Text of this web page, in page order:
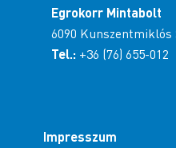
Egrokorr Mintabolt
6090
Tel.: +36 (76) 655-012
Impresszum